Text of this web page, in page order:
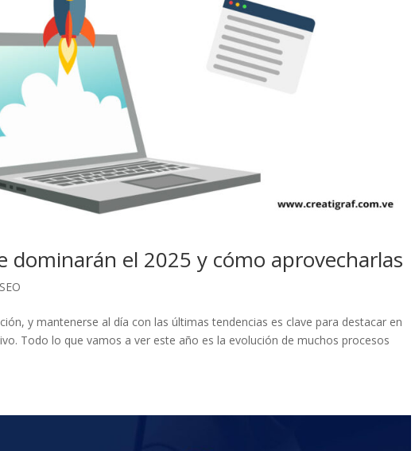
dominarán el 2025 y cómo aprovecharlas
SEO
y mantenerse al día con las últimas tendencias es clave para destacar en
Todo lo que vamos a ver este año es la evolución de muchos procesos